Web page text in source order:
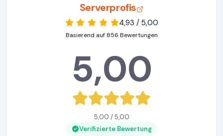
Serverprofis
4,93 / 5,00
Basierend auf 856 Bewertungen
5,00
5,00 / 5,00
Verifizierte Bewertung